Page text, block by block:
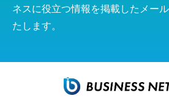
ネスに役立つ情報を掲載したメー
たします。